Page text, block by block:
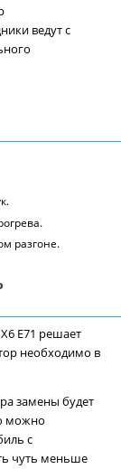
ведут с
разгоне.
E71 решает
необходимо в
замены будет
можно
с
чуть меньше